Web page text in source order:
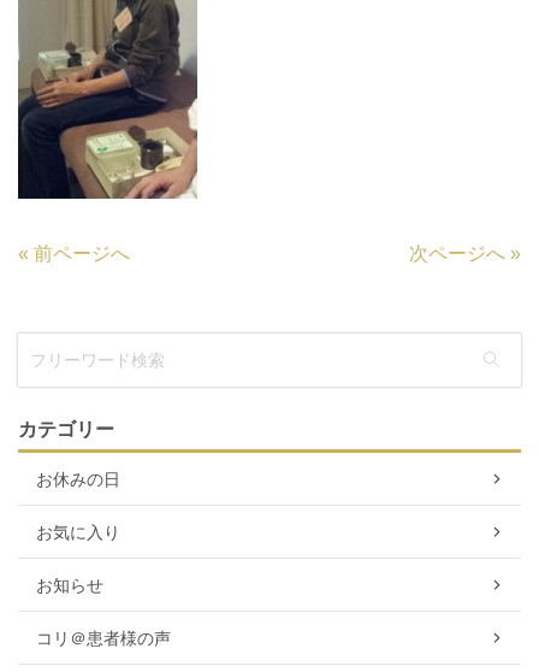
« 前ページへ 次ページへ »
カテゴリー
お休みの日
お気に入り
お知らせ
コリ＠患者様の声